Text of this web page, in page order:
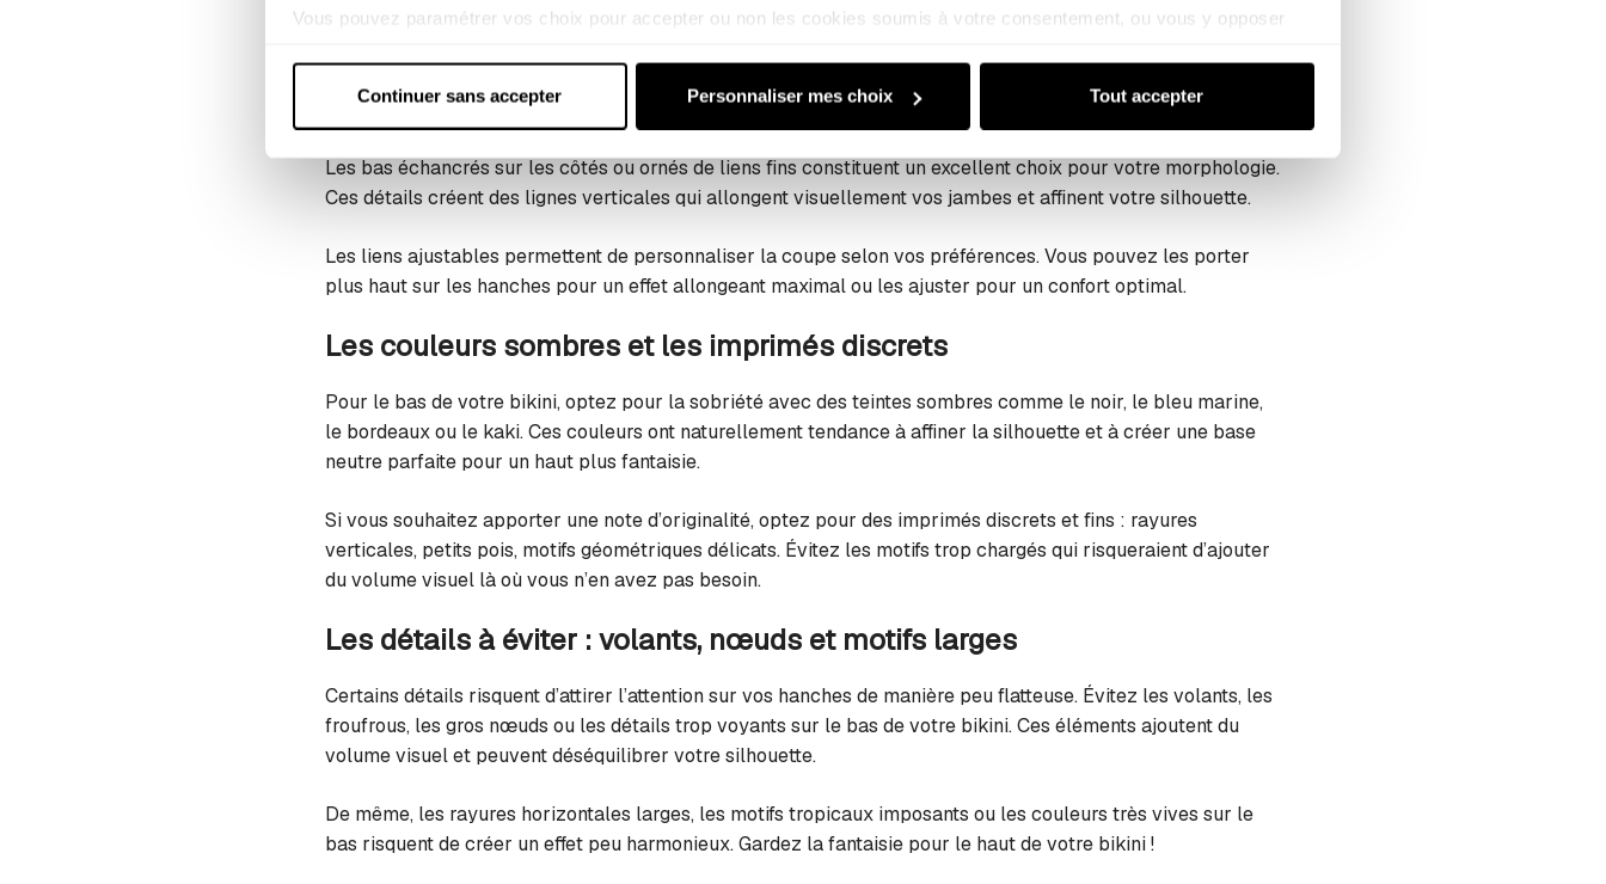
Vous pouvez paramétrer vos choix pour accepter ou non les cookies soumis à votre consentement, ou vous y opposer
Continuer sans accepter
Personnaliser mes choix Tout accepter
valeur la courbe naturelle de vos hanches tout en assurant une jolie transition vers vos cuisses. De plus,
Les bas échancrés pour allonger la jambe
Les bas échancrés sur les côtés ou ornés de liens fins constituent un excellent choix pour votre morphologie.
Ces détails créent des lignes verticales qui allongent visuellement vos jambes et affinent votre silhouette.
Les liens ajustables permettent de personnaliser la coupe selon vos préférences. Vous pouvez les porter
plus haut sur les hanches pour un effet allongeant maximal ou les ajuster pour un confort optimal.
Les couleurs sombres et les imprimés discrets
Pour le bas de votre bikini, optez pour la sobriété avec des teintes sombres comme le noir, le bleu marine,
le bordeaux ou le kaki. Ces couleurs ont naturellement tendance à affiner la silhouette et à créer une base
neutre parfaite pour un haut plus fantaisie.
Si vous souhaitez apporter une note d’originalité, optez pour des imprimés discrets et fins : rayures
verticales, petits pois, motifs géométriques délicats. Évitez les motifs trop chargés qui risqueraient d’ajouter
du volume visuel là où vous n’en avez pas besoin.
Les détails à éviter : volants, nœuds et motifs larges
Certains détails risquent d’attirer l’attention sur vos hanches de manière peu flatteuse. Évitez les volants, les
froufrous, les gros nœuds ou les détails trop voyants sur le bas de votre bikini. Ces éléments ajoutent du
volume visuel et peuvent déséquilibrer votre silhouette.
De même, les rayures horizontales larges, les motifs tropicaux imposants ou les couleurs très vives sur le
bas risquent de créer un effet peu harmonieux. Gardez la fantaisie pour le haut de votre bikini !